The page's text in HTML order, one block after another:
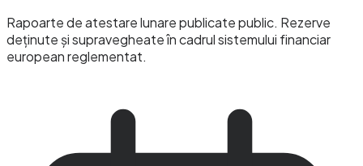
Rapoarte de atestare lunare publicate public. Rezerve
deținute și supravegheate în cadrul sistemului financiar
european reglementat.